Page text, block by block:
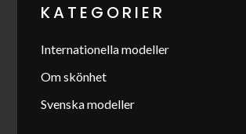
KATEGORIER
Internationella modeller
Om skönhet
Svenska modeller